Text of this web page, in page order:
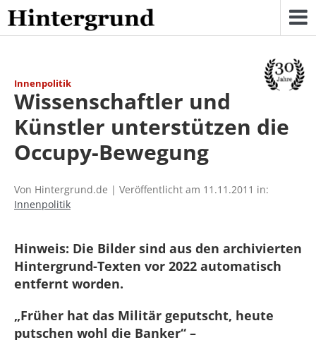
Skip
to
content
Innenpolitik
Wissenschaftler und
Künstler unterstützen die
Occupy-Bewegung
Von Hintergrund.de | Veröffentlicht am 11.11.2011 in:
Innenpolitik
Hinweis: Die Bilder sind aus den archivierten
Hintergrund-Texten vor 2022 automatisch
entfernt worden.
„Früher hat das Militär geputscht, heute
putschen wohl die Banker“ –